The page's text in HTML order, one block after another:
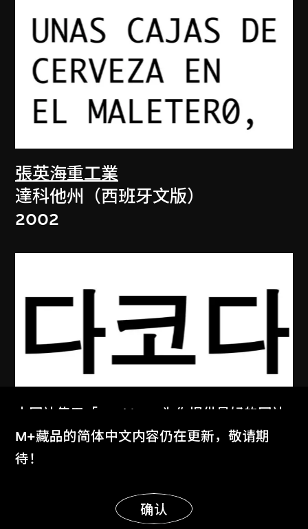
張英海重工業
達科他州（西班牙文版）
2002
張英海重工業
達科他州（韓文版）
本网站使用「Cookies」为你提供最好的网站
体验。
了解更多
明白
M+藏品的简体中文内容仍在更新，敬请期
待！
确认
显示更多